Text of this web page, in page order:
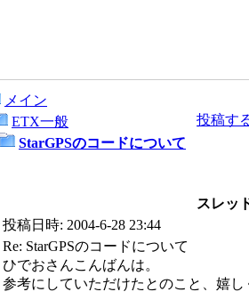
メイン
ETX一般
StarGPSのコードについて
投稿す
スレッ
投稿日時: 2004-6-28 23:44
Re: StarGPSのコードについて
ひでおさんこんばんは。
参考にしていただけたとのこと、嬉し